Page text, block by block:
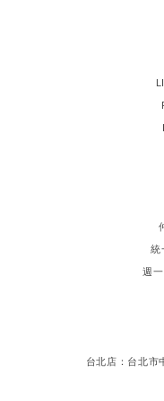
統
週
台北店：台北市